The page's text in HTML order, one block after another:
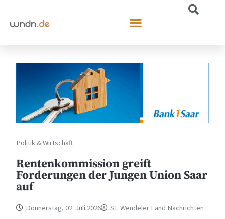
Politik & Wirtschaft
Rentenkommission greift
Forderungen der Jungen Union Saar
auf
Donnerstag, 02. Juli 2026 St. Wendeler Land Nachrichten